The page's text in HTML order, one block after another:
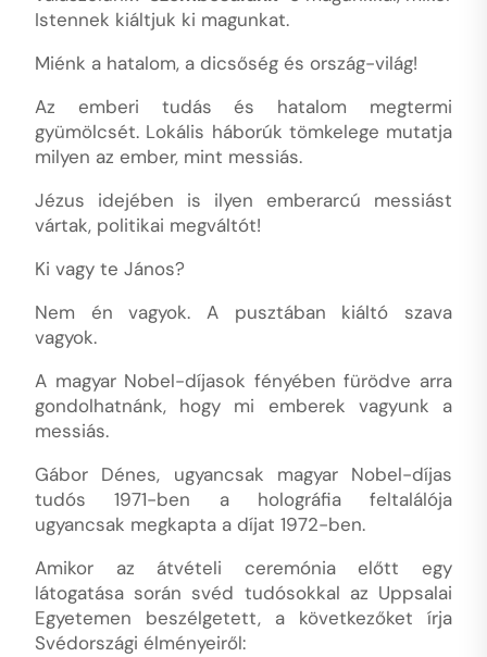
Istennek kiáltjuk ki magunkat.
Miénk a hatalom, a dicsőség és ország-világ!
Az emberi tudás és hatalom megtermi
gyümölcsét. Lokális háborúk tömkelege mutatja
milyen az ember, mint messiás.
Jézus idejében is ilyen emberarcú messiást
vártak, politikai megváltót!
Ki vagy te János?
Nem én vagyok. A pusztában kiáltó szava
vagyok.
A magyar Nobel-díjasok fényében fürödve arra
gondolhatnánk, hogy mi emberek vagyunk a
messiás.
Gábor Dénes, ugyancsak magyar Nobel-díjas
tudós 1971-ben a holográfia feltalálója
ugyancsak megkapta a díjat 1972-ben.
Amikor az átvételi ceremónia előtt egy
látogatása során svéd tudósokkal az Uppsalai
Egyetemen beszélgetett, a következőket írja
Svédországi élményeiről: